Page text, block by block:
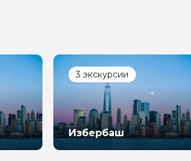
3 экскурсии
Избербаш